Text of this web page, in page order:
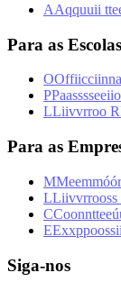
AAqquuii tte
Para as Escolas
OOffiicciinna
PPaasssseeiio
LLiivvrroo R
Para as
MMeemmóór
LLiivvrrooss
CCoonntteeú
EExxppoossii
Siga-nos